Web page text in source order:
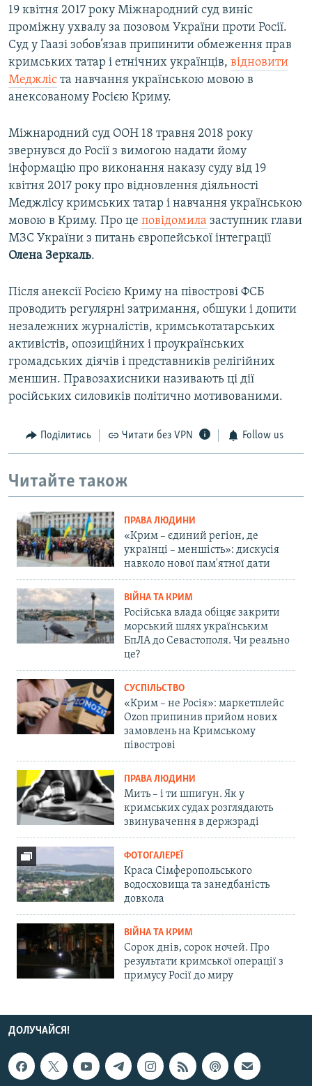
19 квітня 2017 року Міжнародний суд виніс
проміжну ухвалу за позовом України проти Росії.
Суд у Гаазі зобов’язав припинити обмеження прав
кримських татар і етнічних українців, відновити
Меджліс та навчання українською мовою в
анексованому Росією Криму.
Міжнародний суд ООН 18 травня 2018 року
звернувся до Росії з вимогою надати йому
інформацію про виконання наказу суду від 19
квітня 2017 року про відновлення діяльності
Меджлісу кримських татар і навчання українською
мовою в Криму. Про це повідомила заступник глави
МЗС України з питань європейської інтеграції
Олена Зеркаль.
Після анексії Росією Криму на півострові ФСБ
проводить регулярні затримання, обшуки і допити
незалежних журналістів, кримськотатарських
активістів, опозиційних і проукраїнських
громадських діячів і представників релігійних
меншин. Правозахисники називають ці дії
російських силовиків політично мотивованими.
Поділитись Читати без VPN Follow us
Читайте також
ПРАВА ЛЮДИНИ
«Крим – єдиний регіон, де
українці – меншість»: дискусія
навколо нової пам'ятної дати
ВІЙНА ТА КРИМ
Російська влада обіцяє закрити
морський шлях українським
БпЛА до Севастополя. Чи реально
це?
СУСПІЛЬСТВО
«Крим – не Росія»: маркетплейс
Ozon припинив прийом нових
замовлень на Кримському
півострові
ПРАВА ЛЮДИНИ
Мить – і ти шпигун. Як у
кримських судах розглядають
звинувачення в держзраді
ФОТОГАЛЕРЕЇ
Краса Сімферопольського
водосховища та занедбаність
довкола
ВІЙНА ТА КРИМ
Сорок днів, сорок ночей. Про
результати кримської операції з
примусу Росії до миру
ДОЛУЧАЙСЯ!